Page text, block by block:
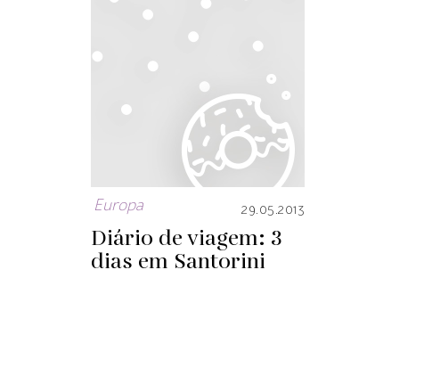
Europa 29.05.2013
Diário de viagem: 3
dias em Santorini